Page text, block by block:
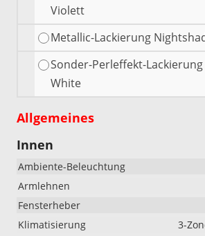
Violett
Metallic-Lackierung
Sonder-Perleffekt-Lackierung
White
Allgemeines
Innen
Ambiente-Beleuchtung
Armlehnen
Fensterheber
Klimatisierung
3-